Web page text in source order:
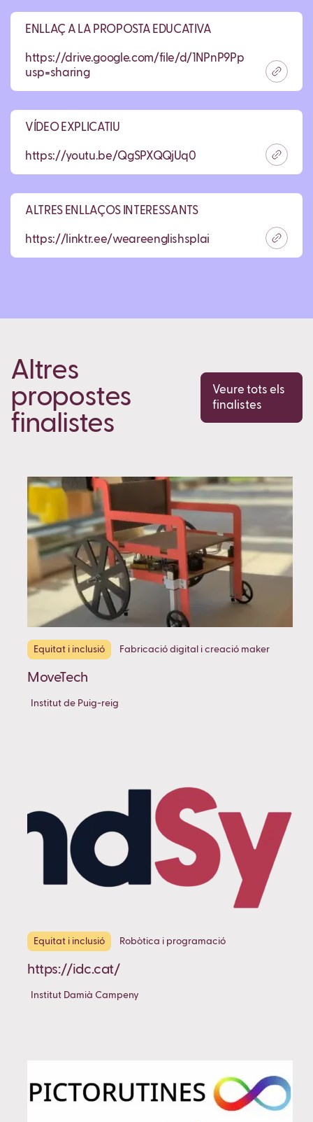
ENLLAÇ A LA PROPOSTA EDUCATIVA
https://drive.google.com/file/d/
usp=sharing
VÍDEO EXPLICATIU
https://youtu.be/QgSPXQQjUq0
ALTRES ENLLAÇOS INTERESSANTS
https://linktr.ee/weareenglishsplai
Altres
propostes
finalistes
Veure tots els
finalistes
Equitat i inclusió Fabricació digital i creació maker
MoveTech
Institut de Puig-reig
Equitat i inclusió Robòtica i programació
https://idc.cat/
Institut Damià Campeny